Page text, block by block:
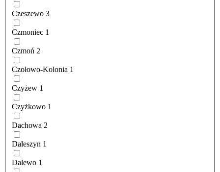
Czeszewo 3
Czmoniec 1
Czmoń 2
Czołowo-Kolonia 1
Czyżew 1
Czyżkowo 1
Dachowa 2
Daleszyn 1
Dalewo 1